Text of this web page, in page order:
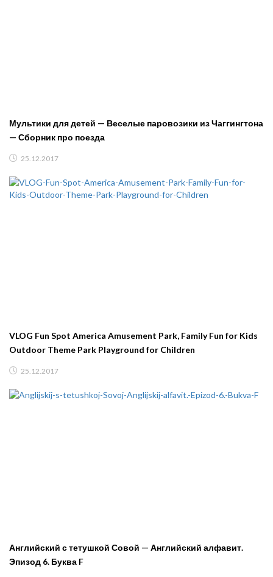
Мультики для детей — Веселые паровозики из Чаггингтона
— Сборник про поезда
25.12.2017
VLOG Fun Spot America Amusement Park, Family Fun for Kids
Outdoor Theme Park Playground for Children
25.12.2017
Английский с тетушкой Совой — Английский алфавит.
Эпизод 6. Буква F